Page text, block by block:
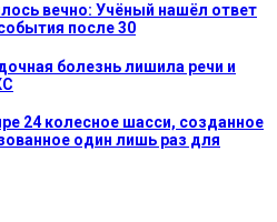
вечно: Учёный нашёл ответ
после 30
болезнь лишила речи и
24 колесное шасси, созданное
один лишь раз для